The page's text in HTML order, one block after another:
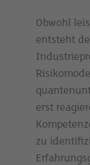
Obwohl
entsteht
erst
zu